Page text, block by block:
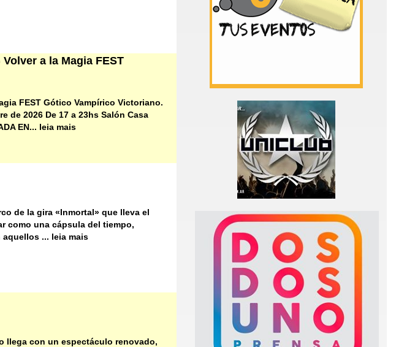
a la Magia FEST
FEST Gótico Vampírico Victoriano.
de 2026 De 17 a 23hs Salón Casa
EN... leia mais
de la gira «Inmortal» que lleva el
como una cápsula del tiempo,
... leia mais
llega con un espectáculo renovado,